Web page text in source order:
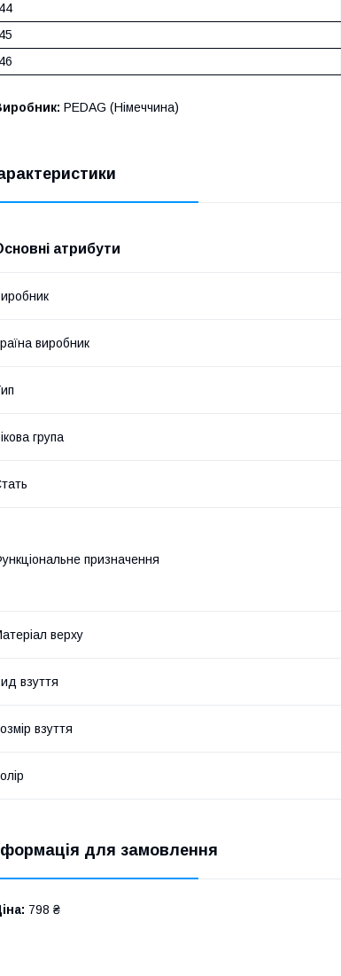
PEDAG (Німеччина)
атрибути
виробник
група
призначення
верху
взуття
взуття
для замовлення
798 ₴